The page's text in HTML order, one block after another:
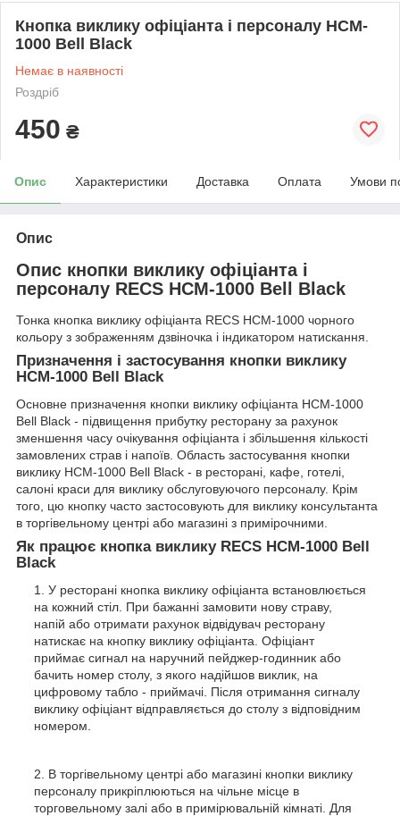
Кнопка виклику офіціанта і персоналу HCM-
1000 Bell Black
Немає в наявності
Роздріб
450 ₴
Опис Характеристики Доставка Оплата Умови
Опис
Опис кнопки виклику офіціанта і
персоналу RECS HCM-1000 Bell Black
Тонка кнопка виклику офіціанта RECS HCM-1000 чорного
кольору з зображенням дзвіночка і індикатором натискання.
Призначення і застосування кнопки виклику
HCM-1000 Bell Black
Основне призначення кнопки виклику офіціанта HCM-1000
Bell Black - підвищення прибутку ресторану за рахунок
зменшення часу очікування офіціанта і збільшення кількості
замовлених страв і напоїв. Область застосування кнопки
виклику HCM-1000 Bell Black - в ресторані, кафе, готелі,
салоні краси для виклику обслуговуючого персоналу. Крім
того, цю кнопку часто застосовують для виклику консультанта
в торгівельному центрі або магазині з примірочними.
Як працює кнопка виклику RECS HCM-1000 Bell
Black
У ресторані кнопка виклику офіціанта встановлюється
на кожний стіл. При бажанні замовити нову страву,
напій або отримати рахунок відвідувач ресторану
натискає на кнопку виклику офіціанта. Офіціант
приймає сигнал на наручний пейджер-годинник або
бачить номер столу, з якого надійшов виклик, на
цифровому табло - приймачі. Після отримання сигналу
виклику офіціант відправляється до столу з відповідним
номером.
В торгівельному центрі або магазині кнопки виклику
персоналу прикріплюються на чільне місце в
торговельному залі або в примірювальній кімнаті. Для